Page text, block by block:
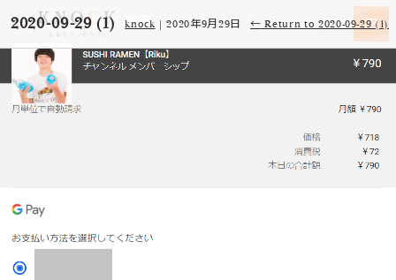
2020-09-29 (1) knock |2020年9月29日 ← Return to 2020-09-29 (1)